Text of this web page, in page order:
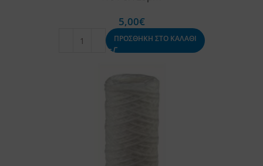
5,00€
ΠΡΟΣΘΗΚΗ ΣΤΟ ΚΑΛΑΘΙ